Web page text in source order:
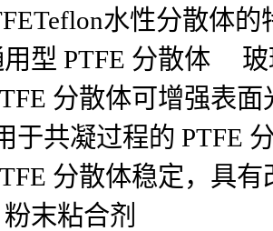
水性分散体的
型 PTFE 分散体 玻
分散体可增强表面
共凝过程的 PTFE
分散体稳定，具有
末粘合剂